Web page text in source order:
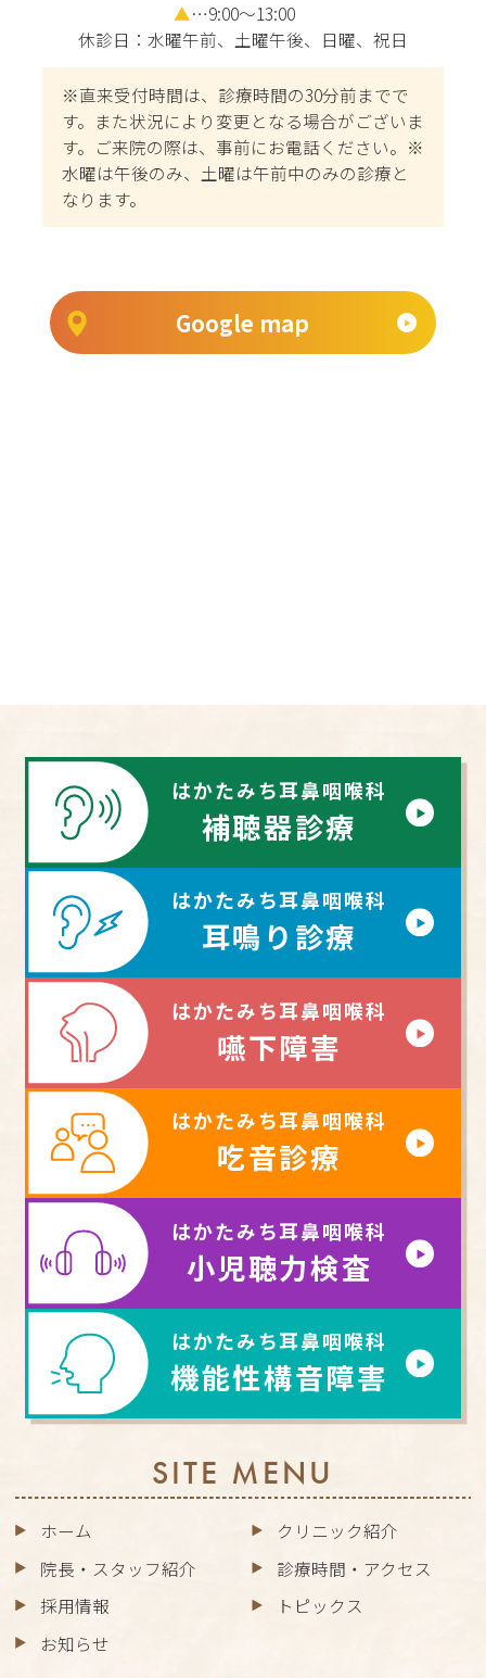
▲…9:00～13:00
休診日：水曜午前、土曜午後、日曜、祝日
※直来受付時間は、診療時間の30分前までで
す。また状況により変更となる場合がございま
す。ご来院の際は、事前にお電話ください。※
水曜は午後のみ、土曜は午前中のみの診療と
なります。
Google map
はかたみち耳鼻咽喉科
補聴器診療
はかたみち耳鼻咽喉科
耳鳴り診療
はかたみち耳鼻咽喉科
嚥下障害
はかたみち耳鼻咽喉科
吃音診療
はかたみち耳鼻咽喉科
小児聴力検査
はかたみち耳鼻咽喉科
機能性構音障害
SITE MENU
ホーム
クリニック紹介
院長・スタッフ紹介
診療時間・アクセス
採用情報
トピックス
お知らせ